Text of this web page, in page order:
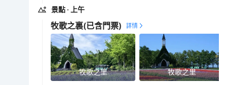
景點 · 上午
牧歌之裏(已含門票)
牧歌之里 牧歌之里